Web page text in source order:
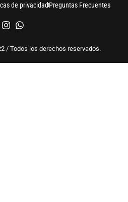
de privacidadPreguntas Frecuentes
/ Todos los derechos reservados.